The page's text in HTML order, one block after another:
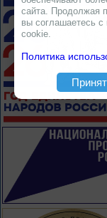
сайта. Продолжая
вы соглашаетесь
cookie.
Политика